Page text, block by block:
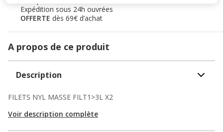
Expédition sous 24h ouvrées
OFFERTE dès 69€ d’achat
A propos de ce produit
Description
FILETS NYL MASSE FILT1>3L X2
Voir description complète